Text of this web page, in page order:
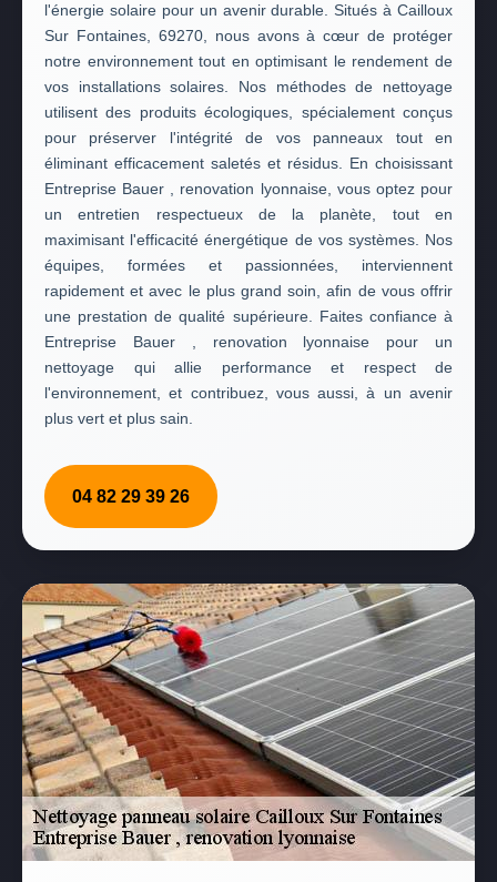
l'énergie solaire pour un avenir durable. Situés à Cailloux
Sur Fontaines, 69270, nous avons à cœur de protéger
notre environnement tout en optimisant le rendement de
vos installations solaires. Nos méthodes de nettoyage
utilisent des produits écologiques, spécialement conçus
pour préserver l'intégrité de vos panneaux tout en
éliminant efficacement saletés et résidus. En choisissant
Entreprise Bauer , renovation lyonnaise, vous optez pour
un entretien respectueux de la planète, tout en
maximisant l'efficacité énergétique de vos systèmes. Nos
équipes, formées et passionnées, interviennent
rapidement et avec le plus grand soin, afin de vous offrir
une prestation de qualité supérieure. Faites confiance à
Entreprise Bauer , renovation lyonnaise pour un
nettoyage qui allie performance et respect de
l'environnement, et contribuez, vous aussi, à un avenir
plus vert et plus sain.
04 82 29 39 26